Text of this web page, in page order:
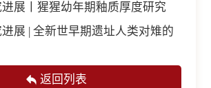
展丨猩猩幼年期釉质厚度研究
展 | 全新世早期遗址人类对雉的
返回列表